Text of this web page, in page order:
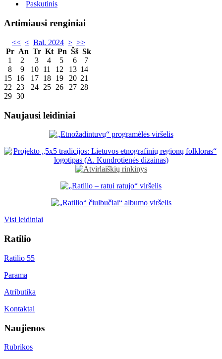
Paskutinis
Artimiausi renginiai
<< < Bal. 2024 > >>
Pr An Tr Kt Pn Šš Sk
1
2 3 4 5 6
7
8
9 10 11 12 13 14
15 16 17 18 19 20 21
22
23 24 25 26 27 28
29 30
Naujausi leidiniai
Visi leidiniai
Ratilio
Ratilio 55
Parama
Atributika
Kontaktai
Naujienos
Rubrikos